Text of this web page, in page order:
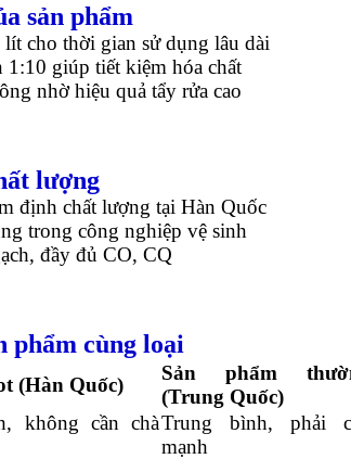
sản phẩm
cho thời gian sử dụng lâu dài
1:10 giúp tiết kiệm hóa chất
nhờ hiệu quả tẩy rửa cao
lượng
định chất lượng tại Hàn Quốc
trong công nghiệp vệ sinh
đầy đủ CO, CQ
phẩm cùng loại
(Hàn Quốc)
Sản phẩm
(Trung Quốc)
không cần chàTrung bình, phải
mạnh